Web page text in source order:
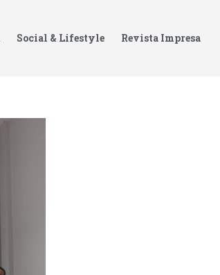
Social & Lifestyle Revista Impresa